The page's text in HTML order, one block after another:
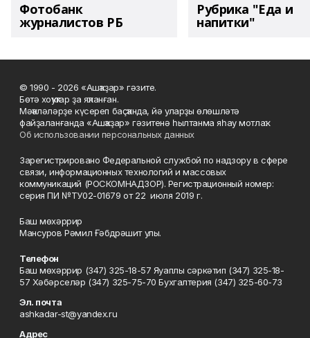
Фотобанк
журналистов РБ
Рубрика "Еда и
напитки"
© 1990 - 2026 «Ашҡаҙар» гәзите.
Бөтә хоҡуҡтар ҙа яҡланған.
Мәҡәләләрҙе күсереп баҫҡанда, йә уларҙы өлөшләтә
файҙаланғанда «Ашҡаҙар» гәзитенә һылтанма яһау мотлаҡ.
Об использовании персональных данных
Зарегистрировано Федеральной службой по надзору в сфере
связи, информационных технологий и массовых
коммуникаций (РОСКОМНАДЗОР). Регистрационный номер:
серия ПИ №ТУ02-01679 от 22 июля 2019 г.
Баш мөхәррир
Мансуров Рәмил Ғәбдрәшит улы.
Телефон
Баш мөхәррир (347) 325-18-57 Яуаплы сәркәтип (347) 325-18-
57 Хәбәрселәр (347) 325-75-70 Бухгалтерия (347) 325-60-73
Эл. почта
ashkadar-st@yandex.ru
Адрес